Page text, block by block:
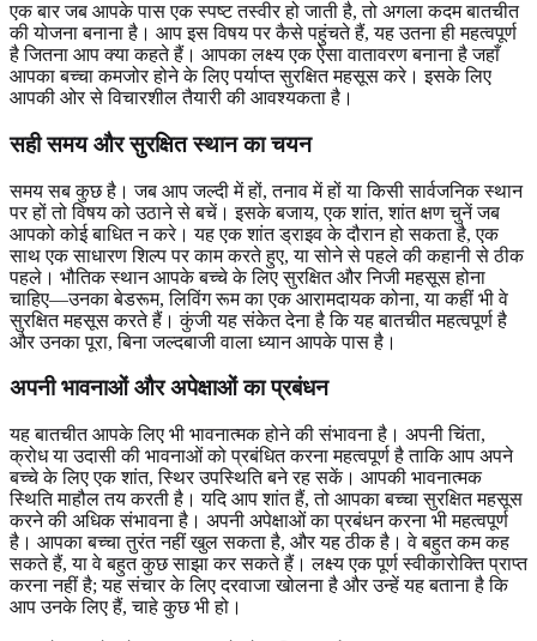
एक बार जब आपके पास एक स्पष्ट तस्वीर हो जाती है, तो अगला कदम बातचीत
की योजना बनाना है। आप इस विषय पर कैसे पहुंचते हैं, यह उतना ही महत्वपूर्ण
है जितना आप क्या कहते हैं। आपका लक्ष्य एक ऐसा वातावरण बनाना है जहाँ
आपका बच्चा कमजोर होने के लिए पर्याप्त सुरक्षित महसूस करे। इसके लिए
आपकी ओर से विचारशील तैयारी की आवश्यकता है।
सही समय और सुरक्षित स्थान का चयन
समय सब कुछ है। जब आप जल्दी में हों, तनाव में हों या किसी सार्वजनिक स्थान
पर हों तो विषय को उठाने से बचें। इसके बजाय, एक शांत, शांत क्षण चुनें जब
आपको कोई बाधित न करे। यह एक शांत ड्राइव के दौरान हो सकता है, एक
साथ एक साधारण शिल्प पर काम करते हुए, या सोने से पहले की कहानी से ठीक
पहले। भौतिक स्थान आपके बच्चे के लिए सुरक्षित और निजी महसूस होना
चाहिए—उनका बेडरूम, लिविंग रूम का एक आरामदायक कोना, या कहीं भी वे
सुरक्षित महसूस करते हैं। कुंजी यह संकेत देना है कि यह बातचीत महत्वपूर्ण है
और उनका पूरा, बिना जल्दबाजी वाला ध्यान आपके पास है।
अपनी भावनाओं और अपेक्षाओं का प्रबंधन
यह बातचीत आपके लिए भी भावनात्मक होने की संभावना है। अपनी चिंता,
क्रोध या उदासी की भावनाओं को प्रबंधित करना महत्वपूर्ण है ताकि आप अपने
बच्चे के लिए एक शांत, स्थिर उपस्थिति बने रह सकें। आपकी भावनात्मक
स्थिति माहौल तय करती है। यदि आप शांत हैं, तो आपका बच्चा सुरक्षित महसूस
करने की अधिक संभावना है। अपनी अपेक्षाओं का प्रबंधन करना भी महत्वपूर्ण
है। आपका बच्चा तुरंत नहीं खुल सकता है, और यह ठीक है। वे बहुत कम कह
सकते हैं, या वे बहुत कुछ साझा कर सकते हैं। लक्ष्य एक पूर्ण स्वीकारोक्ति प्राप्त
करना नहीं है; यह संचार के लिए दरवाजा खोलना है और उन्हें यह बताना है कि
आप उनके लिए हैं, चाहे कुछ भी हो।